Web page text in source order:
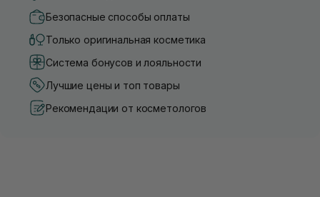
Безопасные способы оплаты
Только оригинальная косметика
Система бонусов и лояльности
Лучшие цены и топ товары
Рекомендации от косметологов